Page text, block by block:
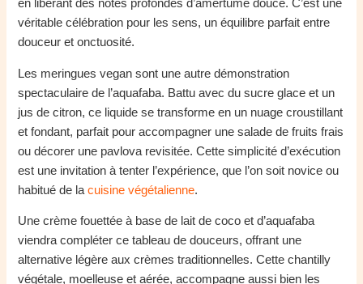
en libérant des notes profondes d’amertume douce. C’est une
véritable célébration pour les sens, un équilibre parfait entre
douceur et onctuosité.
Les meringues vegan sont une autre démonstration
spectaculaire de l’aquafaba. Battu avec du sucre glace et un
jus de citron, ce liquide se transforme en un nuage croustillant
et fondant, parfait pour accompagner une salade de fruits frais
ou décorer une pavlova revisitée. Cette simplicité d’exécution
est une invitation à tenter l’expérience, que l’on soit novice ou
habitué de lacuisine végétalienne.
Une crème fouettée à base de lait de coco et d’aquafaba
viendra compléter ce tableau de douceurs, offrant une
alternative légère aux crèmes traditionnelles. Cette chantilly
végétale, moelleuse et aérée, accompagne aussi bien les